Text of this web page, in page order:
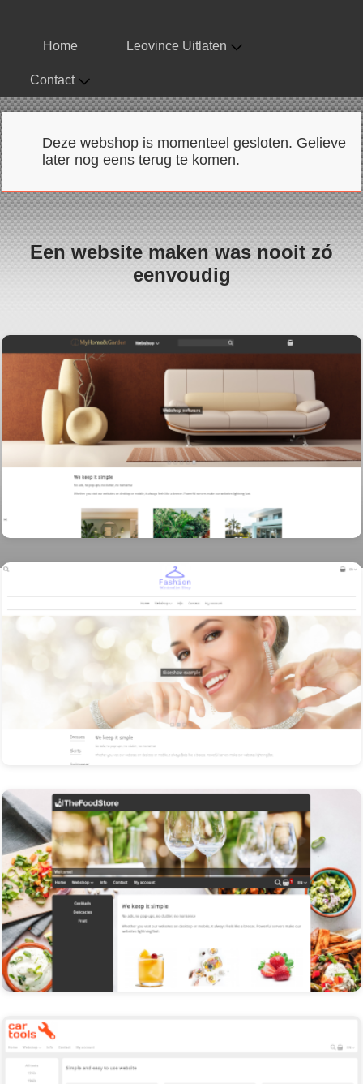
Home Leovince Uitlaten
Contact
Deze webshop is momenteel gesloten. Gelieve
later nog eens terug te komen.
Een website maken was nooit zó
eenvoudig